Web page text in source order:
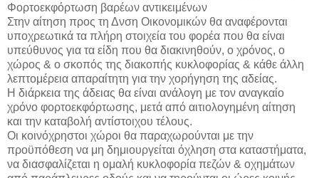
Φορτοεκφόρτωση βαρέων αντικειμένων
Στην αίτηση προς τη Δνση Οικονομικών θα αναφέρονται
υποχρεωτικά τα πλήρη στοιχεία του φορέα που θα είναι
υπεύθυνος για τα είδη που θα διακινηθούν, ο χρόνος, ο
χώρος & ο σκοπός της διακοπής κυκλοφορίας & κάθε άλλη
λεπτομέρεια απαραίτητη για την χορήγηση της αδείας.
Η διάρκεια της άδειας θα είναι ανάλογη με τον αναγκαίο
χρόνο φορτοεκφόρτωσης, μετά από αιτιολογημένη αίτηση
και την καταβολή αντίστοιχου τέλους.
Οι κοινόχρηστοι χώροι θα παραχωρούνται με την
προϋπόθεση να μη δημιουργείται όχληση στα καταστήματα,
να διασφαλίζεται η ομαλή κυκλοφορία πεζών & οχημάτων